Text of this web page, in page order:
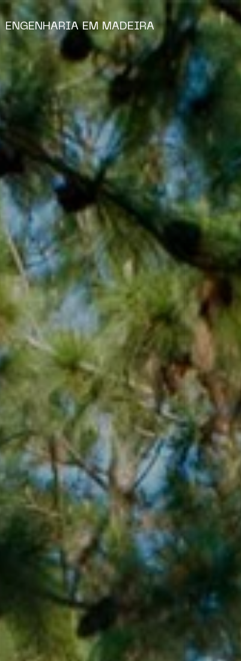
ENGENHARIA EM MADEIRA